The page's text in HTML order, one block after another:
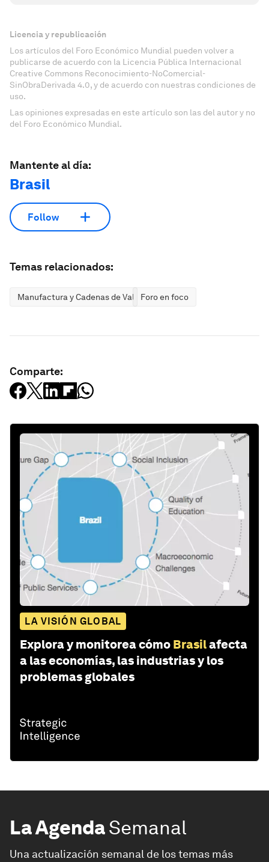
Licencia y republicación
Los artículos del Foro Económico Mundial pueden volver a
publicarse de acuerdo con la Licencia Pública Internacional
Creative Commons Reconocimiento-NoComercial-
SinObraDerivada 4.0, y de acuerdo con nuestras condiciones de
uso.
Las opiniones expresadas en este artículo son las del autor y no
del Foro Económico Mundial.
Mantente al día:
Brasil
Follow
Temas relacionados:
Manufactura y Cadenas de ValorForo en foco
Comparte:
LA VISIÓN GLOBAL
Explora y monitorea cómo Brasilafecta
a las economías, las industrias y los
problemas globales
La AgendaSemanal
Una actualización semanal de los temas más